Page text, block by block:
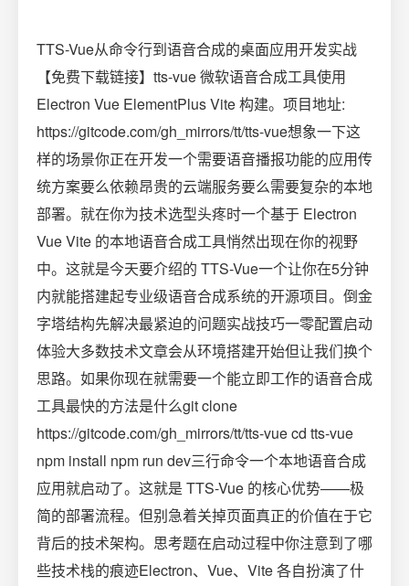
TTS-Vue从命令行到语音合成的桌面应用开发实战
【免费下载链接】tts-vue 微软语音合成工具使用
Electron Vue ElementPlus Vite 构建。项目地址:
https://gitcode.com/gh_mirrors/tt/tts-vue想象一下这
样的场景你正在开发一个需要语音播报功能的应用传
统方案要么依赖昂贵的云端服务要么需要复杂的本地
部署。就在你为技术选型头疼时一个基于 Electron
Vue Vite 的本地语音合成工具悄然出现在你的视野
中。这就是今天要介绍的 TTS-Vue一个让你在5分钟
内就能搭建起专业级语音合成系统的开源项目。倒金
字塔结构先解决最紧迫的问题实战技巧一零配置启动
体验大多数技术文章会从环境搭建开始但让我们换个
思路。如果你现在就需要一个能立即工作的语音合成
工具最快的方法是什么git clone
https://gitcode.com/gh_mirrors/tt/tts-vue cd tts-vue
npm install npm run dev三行命令一个本地语音合成
应用就启动了。这就是 TTS-Vue 的核心优势——极
简的部署流程。但别急着关掉页面真正的价值在于它
背后的技术架构。思考题在启动过程中你注意到了哪
些技术栈的痕迹Electron、Vue、Vite 各自扮演了什